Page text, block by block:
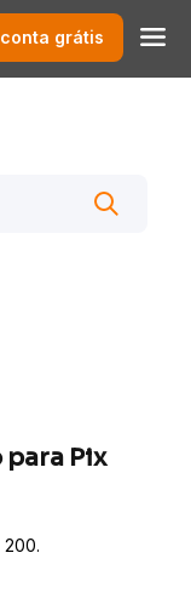
grátis
Pix
200.